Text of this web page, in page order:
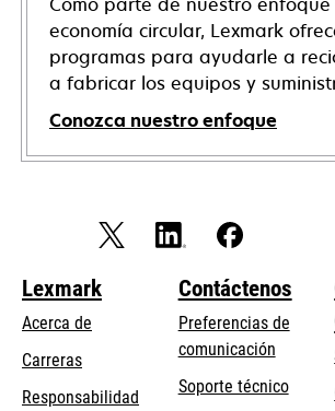
economía circular, Lexmark
programas para ayudarle a
a fabricar los equipos y
Conozca nuestro enfoque
Lexmark
Acerca de
Carreras
Responsabilidad
Contáctenos
Preferencias de
comunicación
Soporte técnicose